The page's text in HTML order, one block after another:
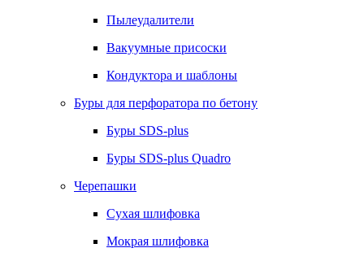
Пылеудалители
Вакуумные присоски
Кондуктора и шаблоны
Буры для перфоратора по бетону
Буры SDS-plus
Буры SDS-plus Quadro
Черепашки
Сухая шлифовка
Мокрая шлифовка